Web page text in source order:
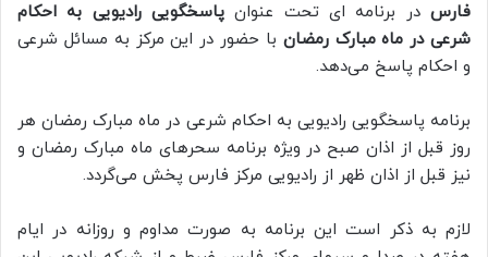
فارسدر برنامه ای تحت عنوانپاسخگویی رادیویی به احکام
شرعی در ماه مبارک رمضان با حضور در این مرکز به مسائل شرعی
و احکام پاسخ می‌دهد.
برنامه پاسخگویی رادیویی به احکام شرعی در ماه مبارک رمضان هر
روز قبل از اذان صبح در ویژه برنامه سحرهای ماه مبارک رمضان و
نیز قبل از اذان ظهر از رادیویی مرکز فارس پخش می‌گردد.
لازم به ذکر است این برنامه به صورت مداوم و روزانه در ایام